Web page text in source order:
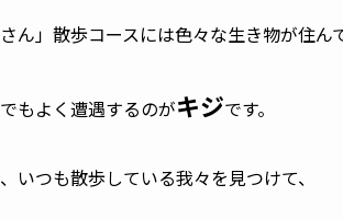
さん」散歩コースには色々な生き物が住ん
もよく遭遇するのがキジです。
いつも散歩している我々を見つけて、